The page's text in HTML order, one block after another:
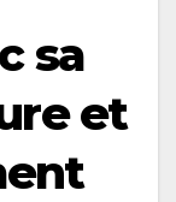
sa
et